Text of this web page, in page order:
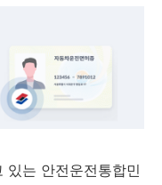
있는 안전운전통합민